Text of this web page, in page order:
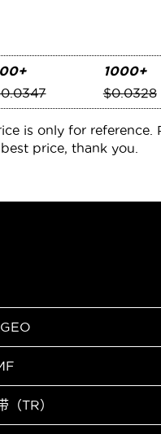
1000+
$0.0328
is only for reference.
price, thank you.
（TR）